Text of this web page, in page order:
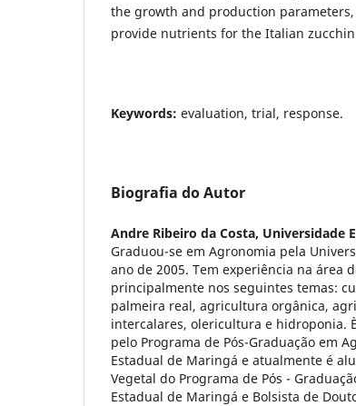
the growth and production
provide nutrients for the Italian
Keywords: evaluation, trial, response.
Biografia do Autor
Andre Ribeiro da Costa, Universidade
Graduou-se em Agronomia pela
ano de 2005. Tem experiência na área
principalmente nos seguintes temas:
palmeira real, agricultura orgânica,
intercalares, olericultura e hidroponia.
pelo Programa de Pós-Graduação em
Estadual de Maringá e atualmente é
Vegetal do Programa de Pós -
Estadual de Maringá e Bolsista de